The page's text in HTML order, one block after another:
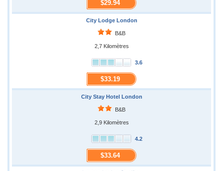
$29.94
City Lodge London
B&B
2,7 Kilomètres
3.6
$33.19
City Stay Hotel London
B&B
2,9 Kilomètres
4.2
$33.64